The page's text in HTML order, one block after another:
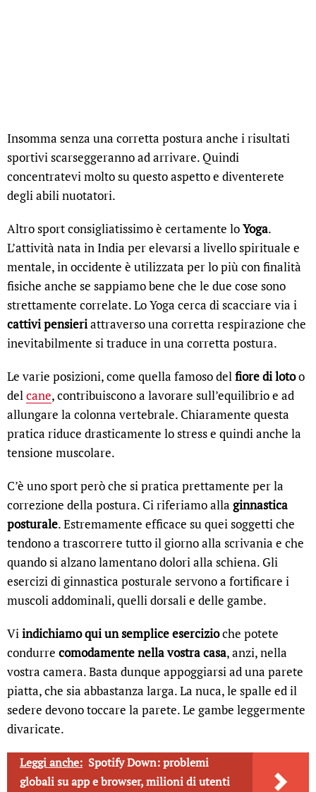
Insomma senza una corretta postura anche i risultati
sportivi scarseggeranno ad arrivare. Quindi
concentratevi molto su questo aspetto e diventerete
degli abili nuotatori.
Altro sport consigliatissimo è certamente loYoga.
L’attività nata in India per elevarsi a livello spirituale e
mentale, in occidente è utilizzata per lo più con finalità
fisiche anche se sappiamo bene che le due cose sono
strettamente correlate. Lo Yoga cerca di scacciare via i
cattivi pensieriattraverso una corretta respirazione che
inevitabilmente si traduce in una corretta postura.
Le varie posizioni, come quella famoso delfiore di lotoo
delcane, contribuiscono a lavorare sull’equilibrio e ad
allungare la colonna vertebrale. Chiaramente questa
pratica riduce drasticamente lo stress e quindi anche la
tensione muscolare.
C’è uno sport però che si pratica prettamente per la
correzione della postura. Ci riferiamo alla ginnastica
posturale. Estremamente efficace su quei soggetti che
tendono a trascorrere tutto il giorno alla scrivania e che
quando si alzano lamentano dolori alla schiena. Gli
esercizi di ginnastica posturale servono a fortificare i
muscoli addominali, quelli dorsali e delle gambe.
Viindichiamo qui un semplice esercizioche potete
condurre comodamente nella vostra casa, anzi, nella
vostra camera. Basta dunque appoggiarsi ad una parete
piatta, che sia abbastanza larga. La nuca, le spalle ed il
sedere devono toccare la parete. Le gambe leggermente
divaricate.
Leggi anche: Spotify Down: problemi
globali su app e browser, milioni di utenti